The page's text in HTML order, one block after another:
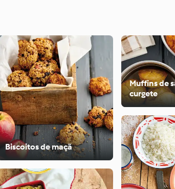
Biscoitos de maçã
Muffins de
curgete